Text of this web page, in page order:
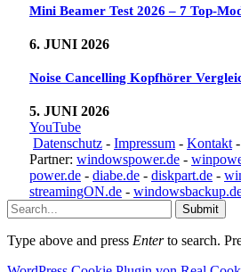
Mini Beamer Test 2026 – 7 Top-
6. JUNI 2026
Noise Cancelling Kopfhörer
5. JUNI 2026
YouTube
Datenschutz - Impressum - Kontakt -
Partner: windowspower.de -
power.de - diabe.de - diskpart.de -
streamingON.de -
Submit
Type above and press Enterto search.